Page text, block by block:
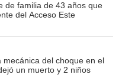
de familia de 43 años que
del Acceso Este
mecánica del choque en el
un muerto y 2 niños